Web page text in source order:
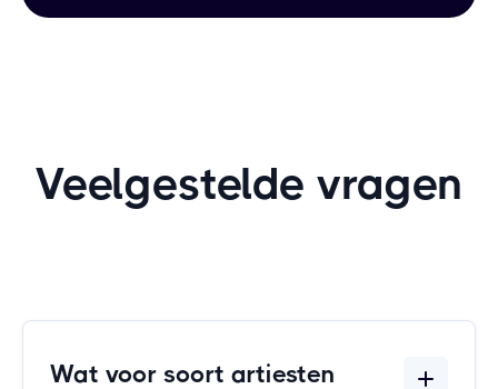
Veelgestelde vragen
Wat voor soort artiesten